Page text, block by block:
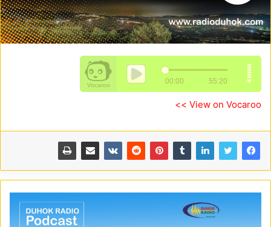
View on Vocaroo >>